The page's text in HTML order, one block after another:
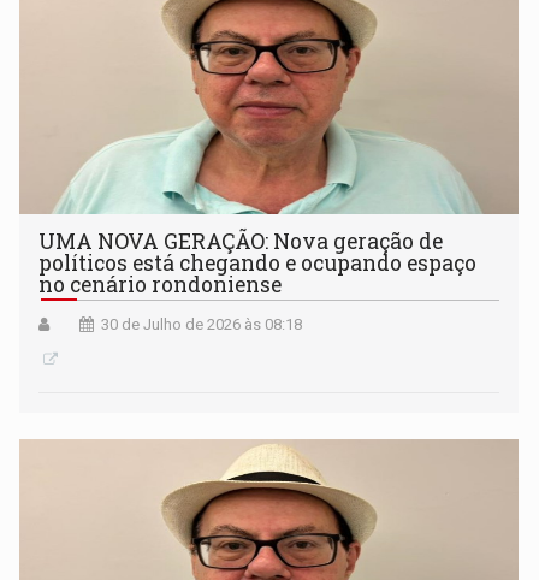
UMA NOVA GERAÇÃO: Nova geração de
políticos está chegando e ocupando espaço
no cenário rondoniense
30 de Julho de 2026 às 08:18